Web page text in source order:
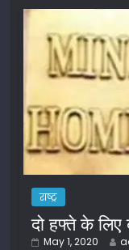
राष्ट्र
दो हफ्ते के लिए
May 1, 2020